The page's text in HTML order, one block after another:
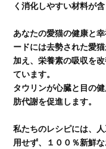
く消化しやすい材料が含
あなたの愛猫の健康と
ードには去勢された愛
加え、栄養素の吸収を
ています。
タウリンが心臓と目の
肪代謝を促進します。
私たちのレシピには、
用せず、１００％新鮮